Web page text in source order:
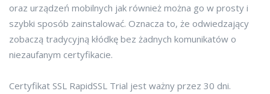
oraz urządzeń mobilnych jak również można go w prosty i
szybki sposób zainstalować. Oznacza to, że odwiedzający
zobaczą tradycyjną kłódkę bez żadnych komunikatów o
niezaufanym certyfikacie.
Certyfikat SSL RapidSSL Trial jest ważny przez 30 dni.